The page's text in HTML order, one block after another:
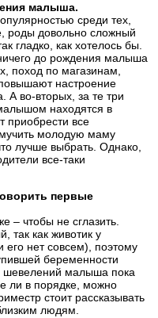
малыша.
среди тех,
роды довольно сложный
гладко, как хотелось бы.
до рождения малыша
поход по магазинам,
настроение
во-вторых, за те три
находятся в
приобрести все
молодую маму
лучше выбрать. Однако,
все-таки
первые
– чтобы не сглазить.
так как животик у
нет совсем), поэтому
беременности
шевелений малыша пока
ли в порядке, можно
стоит рассказывать
людям.